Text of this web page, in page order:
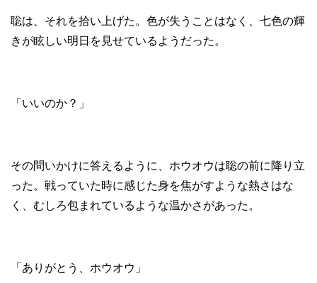
聡は、それを拾い上げた。色が失うことはなく、七色の輝
きが眩しい明日を見せているようだった。
「いいのか？」
その問いかけに答えるように、ホウオウは聡の前に降り立
った。戦っていた時に感じた身を焦がすような熱さはな
く、むしろ包まれているような温かさがあった。
「ありがとう、ホウオウ」